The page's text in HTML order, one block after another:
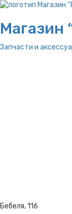
Магазин
Запчасти и
Бебеля, 116